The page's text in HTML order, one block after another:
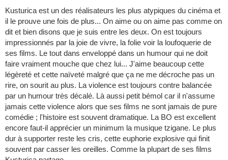
Kusturica est un des réalisateurs les plus atypiques du cinéma et
il le prouve une fois de plus... On aime ou on aime pas comme on
dit et bien disons que je suis entre les deux. On est toujours
impressionnés par la joie de vivre, la folie voir la loufoquerie de
ses films. Le tout dans enveloppé dans un humour qui ne doit
faire vraiment mouche que chez lui... J'aime beaucoup cette
légèreté et cette naïveté malgré que ça ne me décroche pas un
rire, on sourit au plus. La violence est toujours contre balancée
par un humour très décalé. Là aussi petit bémol car il n'assume
jamais cette violence alors que ses films ne sont jamais de pure
comédie ; l'histoire est souvent dramatique. La BO est excellent
encore faut-il apprécier un minimum la musique tzigane. Le plus
dur à supporter reste les cris, cette euphorie explosive qui finit
souvent par casser les oreilles. Comme la plupart de ses films